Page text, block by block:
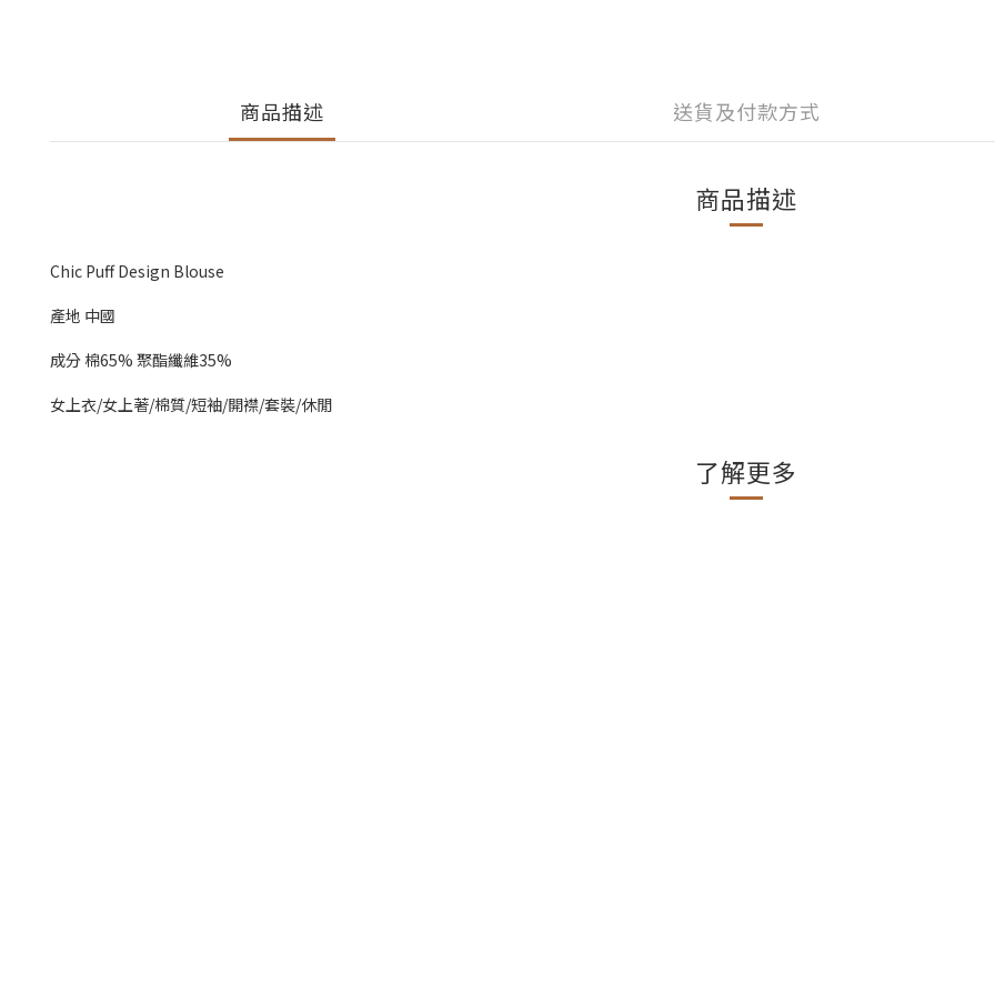
商品描述 送貨及付款方式
商品描述
Chic Puff Design Blouse
產地 中國
成分 棉65% 聚酯纖維35%
女上衣/女上著/棉質/短袖/開襟/套裝/休閒
了解更多